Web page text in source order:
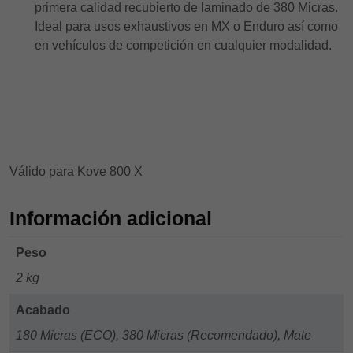
primera calidad recubierto de laminado de 380 Micras.
Ideal para usos exhaustivos en MX o Enduro así como
en vehículos de competición en cualquier modalidad.
Válido para Kove 800 X
Información adicional
Peso
2 kg
Acabado
180 Micras (ECO), 380 Micras (Recomendado), Mate